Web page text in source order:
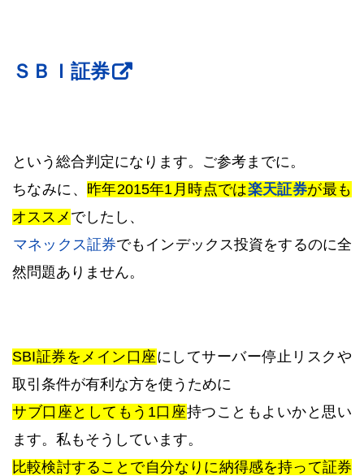
ＳＢＩ証券
という総合判定になります。ご参考までに。
ちなみに、 昨年2015年1月時点では楽天証券が最も
オススメ でしたし、
マネックス証券でもインデックス投資をするのに全
然問題ありません。
SBI証券をメイン口座にしてサーバー停止リスクや
取引条件が有利な方を使うために
サブ口座としてもう1口座持つこともよいかと思い
ます。私もそうしています。
比較検討することで自分なりに納得感を持って証券